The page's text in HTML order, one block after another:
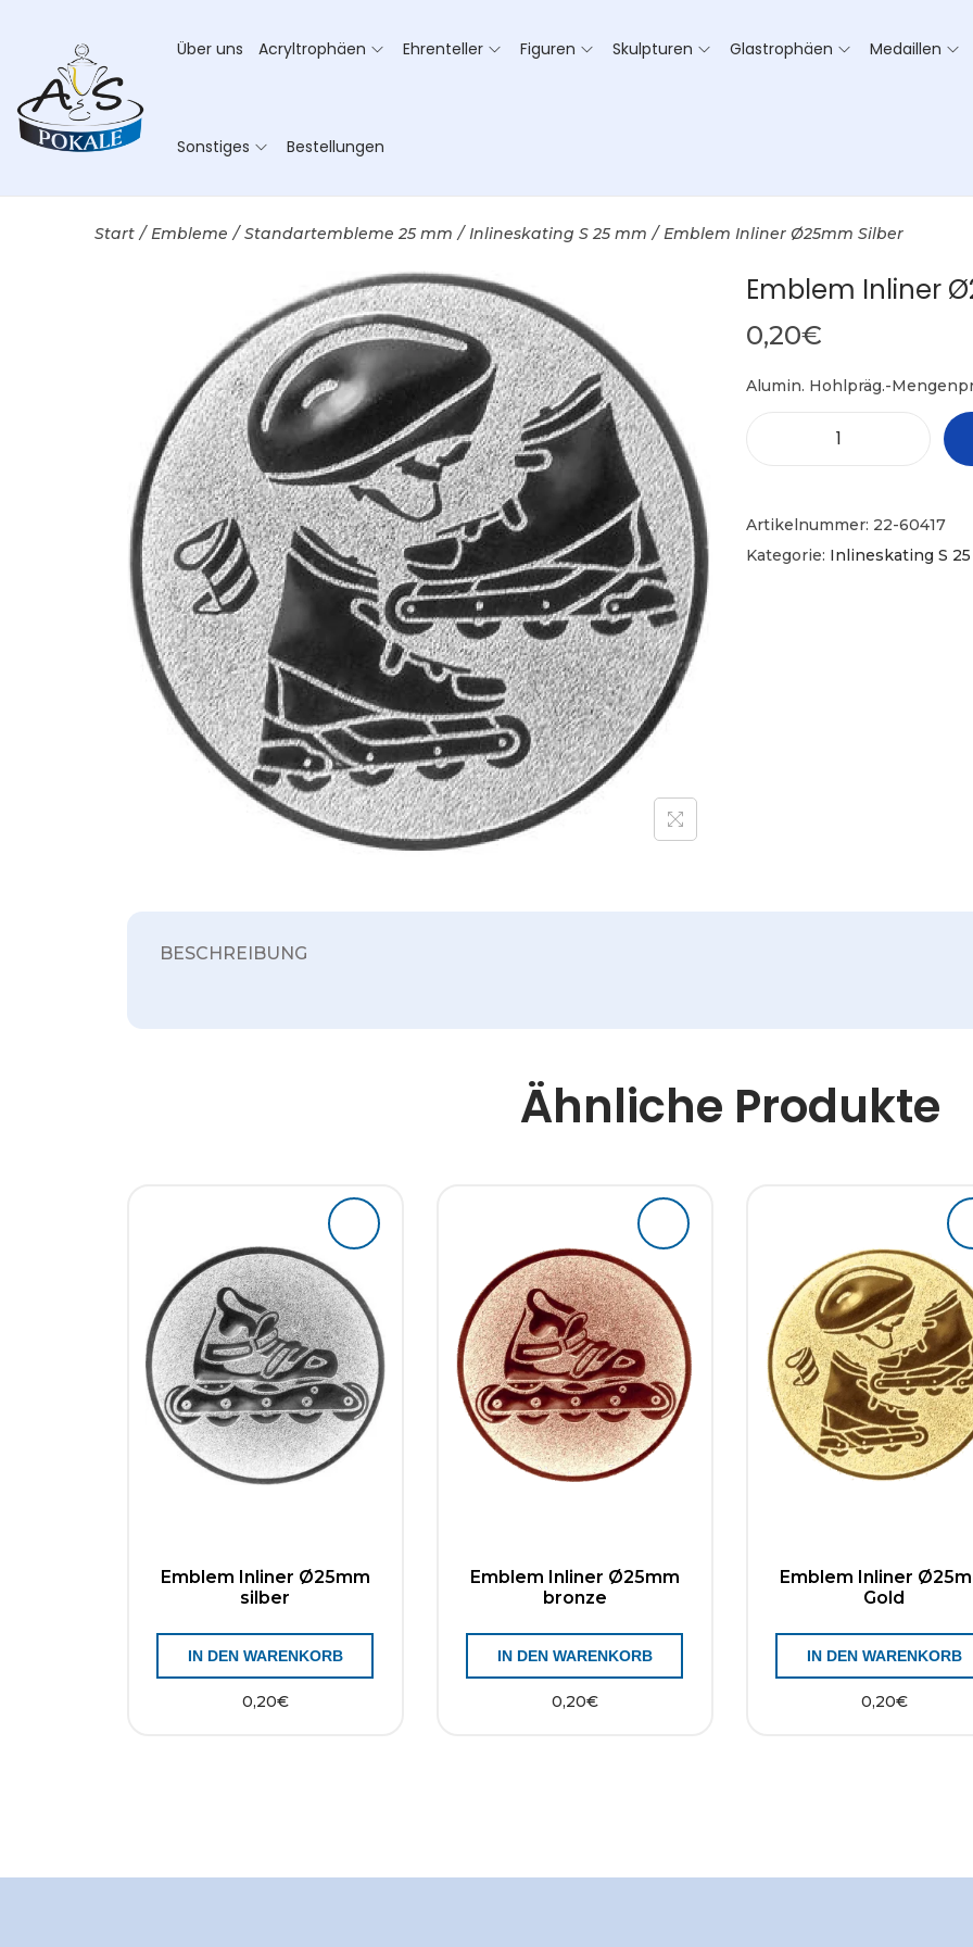
Über uns Acryltrophäen Ehrenteller Figuren Skulpturen Glastrophäen Medaillen
Sonstiges Bestellungen
Start / Embleme / Standartembleme 25 mm / Inlineskating S 25 mm / Emblem Inliner Ø25mm Silber
Emblem Inliner
0,20€
Alumin. Hohlpräg.-
Artikelnummer: 22-60417
Kategorie: Inlineskating S
BESCHREIBUNG
Ähnliche Produkte
Emblem Inliner Ø25mm
silber
0,20€
IN DEN WARENKORB
Emblem Inliner Ø25mm
bronze
0,20€
IN DEN WARENKORB
Emblem Inliner
Gold
0,20€
IN DEN WARENKORB